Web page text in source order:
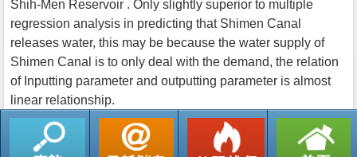
Shih-Men Reservoir . Only slightly superior to multiple
regression analysis in predicting that Shimen Canal
releases water, this may be because the water supply of
Shimen Canal is to only deal with the demand, the relation
of Inputting parameter and outputting parameter is almost
linear relationship.
返回列表